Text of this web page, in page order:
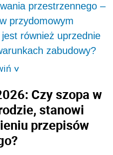
przestrzennego –
przydomowym
również uprzednie
zabudowy?
>
Czy szopa w
stanowi
przepisów